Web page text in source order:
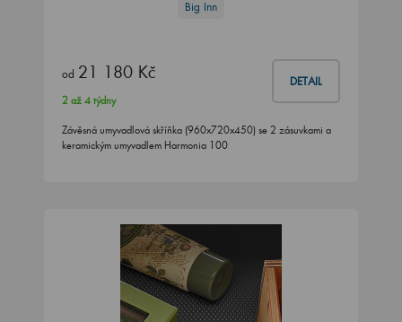
Big Inn
od 21 180 Kč DETAIL
2 až 4 týdny
Závěsná umyvadlová skříňka (960x720x450) se 2 zásuvkami a
keramickým umyvadlem Harmonia 100